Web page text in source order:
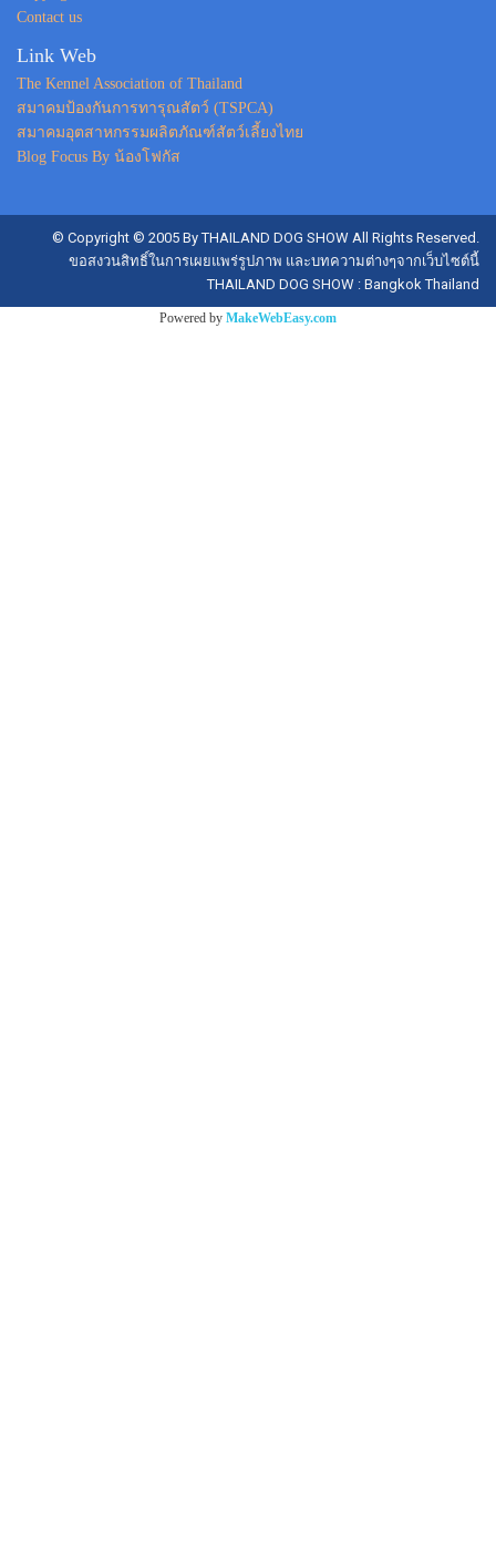
Contact us
Link Web
The Kennel Association of Thailand
สมาคมป้องกันการทารุณสัตว์ (TSPCA)
สมาคมอุตสาหกรรมผลิตภัณฑ์สัตว์เลี้ยงไทย
Blog Focus By น้องโฟกัส
© Copyright © 2005 By THAILAND DOG SHOW All Rights Reserved.
ขอสงวนสิทธิ์ในการเผยแพร่รูปภาพ และบทความต่างๆจากเว็บไซต์นี้
THAILAND DOG SHOW : Bangkok Thailand
Powered by MakeWebEasy.com